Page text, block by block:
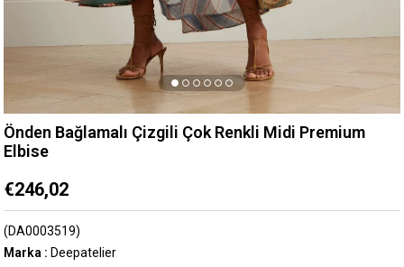
Önden Bağlamalı Çizgili Çok Renkli Midi Premium
Elbise
€246,02
(DA0003519)
Marka : Deepatelier